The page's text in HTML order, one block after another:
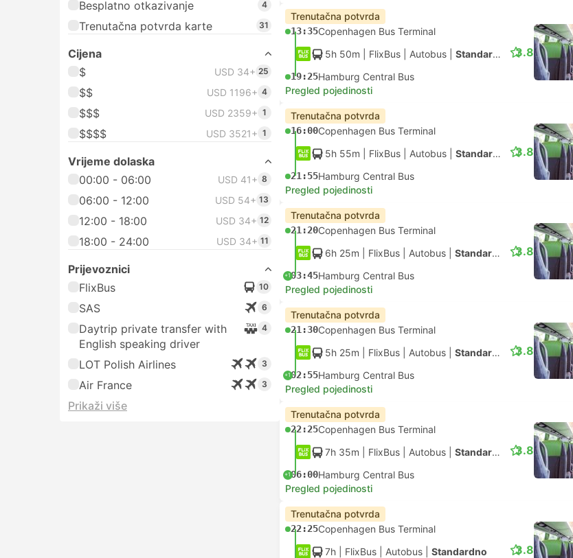
Besplatno otkazivanje
4
Trenutačna potvrda karte 31
Cijena
$
USD 34+ 25
$$ USD 1196+ 4
$$$ USD 2359+ 1
$$$$ USD 3521+ 1
Vrijeme dolaska
00:00 - 06:00
USD 41+ 8
06:00 - 12:00 USD 54+ 13
12:00 - 18:00 USD 34+ 12
18:00 - 24:00 USD 34+ 11
Prijevoznici
FlixBus
10
SAS 6
Daytrip private transfer with
English speaking driver
4
LOT Polish Airlines 3
Air France 3
Prikaži više
Trenutačna potvrda
13:35Copenhagen Bus Terminal
5h 50m | FlixBus Autobus Standardno
19:25Hamburg Central Bus
3.8
Pregled pojedinosti
Trenutačna potvrda
16:00Copenhagen Bus Terminal
5h 55m | FlixBus Autobus Standardno
21:55Hamburg Central Bus
3.8
Pregled pojedinosti
Trenutačna potvrda
21:20Copenhagen Bus Terminal
6h 25m | FlixBus Autobus Standardno
+103:45Hamburg Central Bus
3.8
Pregled pojedinosti
Trenutačna potvrda
21:30Copenhagen Bus Terminal
5h 25m | FlixBus Autobus Standardno
+102:55Hamburg Central Bus
3.8
Pregled pojedinosti
Trenutačna potvrda
22:25Copenhagen Bus Terminal
7h 35m | FlixBus Autobus Standardno
+106:00Hamburg Central Bus
3.8
Pregled pojedinosti
Trenutačna potvrda
22:25Copenhagen Bus Terminal
7h | FlixBus Autobus Standardno 3.8